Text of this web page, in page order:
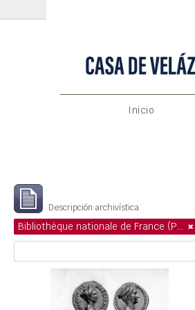
Inicio
Descripción archivística
Bibliothèque nationale de France (Paris)